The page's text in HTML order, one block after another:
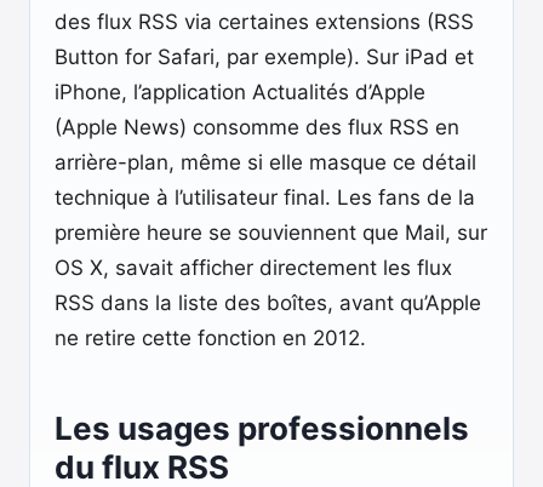
des flux RSS via certaines extensions (RSS
Button for Safari, par exemple). Sur iPad et
iPhone, l’application Actualités d’Apple
(Apple News) consomme des flux RSS en
arrière-plan, même si elle masque ce détail
technique à l’utilisateur final. Les fans de la
première heure se souviennent que Mail, sur
OS X, savait afficher directement les flux
RSS dans la liste des boîtes, avant qu’Apple
ne retire cette fonction en 2012.
Les usages professionnels
du flux RSS